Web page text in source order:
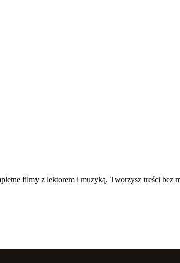
filmy z lektorem i muzyką. Tworzysz treści bez